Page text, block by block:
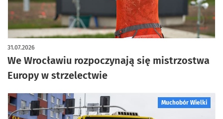
We Wrocławiu rozpoczynają się mistrzostwa
Europy w strzelectwie
31.07.2026
Muchobór Wielki